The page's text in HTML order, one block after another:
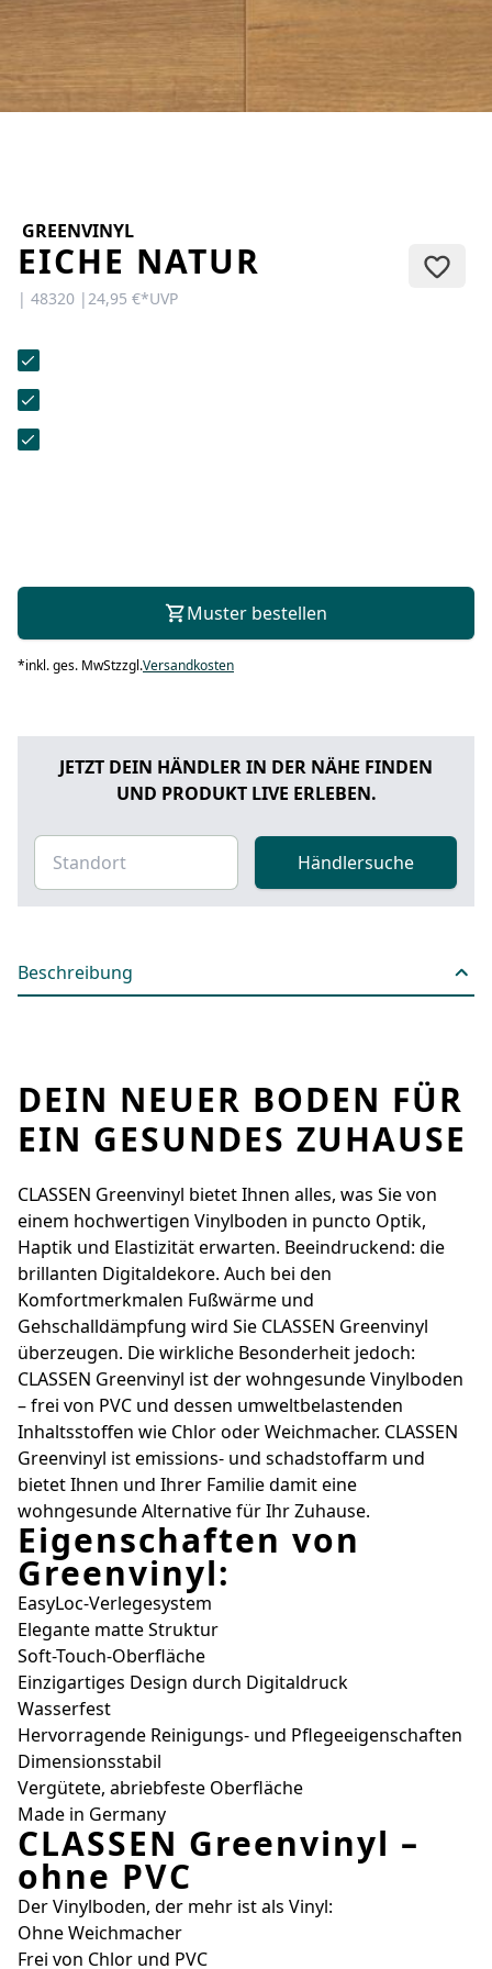
KONTAKT
Sie haben Fragen oder wünschen
eine persönliche Beratung?
Unser Team ist für Sie da –
unser Kontaktformular.
GREENVINYL
EICHE NATUR
| 48320 | 24,95 €*UVP
Muster bestellen
*inkl. ges. MwStzzgl.Versandkosten
JETZT DEIN HÄNDLER IN DER NÄHE FINDEN
UND PRODUKT LIVE ERLEBEN.
Händlersuche
Beschreibung
DEIN NEUER BODEN FÜR
EIN GESUNDES ZUHAUSE
CLASSEN Greenvinyl bietet Ihnen alles, was Sie von
einem hochwertigen Vinylboden in ­puncto Optik,
Haptik und Elastizität erwarten. Beeindruckend: die
brillanten Digital­dekore. Auch bei den
Komfortmerkmalen Fußwärme und
Gehschalldämpfung wird Sie ­CLASSEN Greenvinyl
überzeugen. Die wirkliche ­Besonderheit jedoch:
CLASSEN Greenvinyl ist der wohngesunde Vinylboden
– frei von PVC und dessen umwelt­belastenden
Inhaltsstoffen wie Chlor oder Weichmacher. CLASSEN
Greenvinyl ist emissions- und schadstoffarm und
bietet Ihnen und Ihrer Familie damit eine
wohngesunde Alternative für Ihr Zuhause.
Eigenschaften von
Greenvinyl:
EasyLoc-Verlegesystem
Elegante matte Struktur
Soft-Touch-Oberfläche
Einzigartiges Design durch Digitaldruck
Wasserfest
Hervorragende Reinigungs- und Pflegeeigenschaften
Dimensionsstabil
Vergütete, abriebfeste Oberfläche
Made in Germany
CLASSEN Greenvinyl –
ohne PVC
Der Vinylboden, der mehr ist als Vinyl:
Ohne Weichmacher
Frei von Chlor und PVC